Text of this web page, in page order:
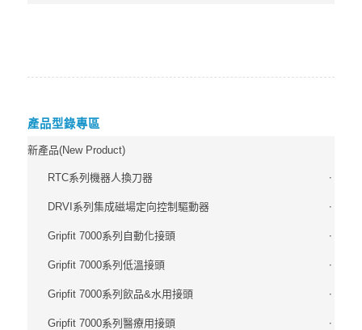
產品型錄專區
新產品(New Product)
RTC系列機器人換刀器
DRVI系列集成磁場定向控制驅動器
Gripfit 7000系列自動化接頭
Gripfit 7000系列低溫接頭
Gripfit 7000系列飲品&水用接頭
Gripfit 7000系列醫療用接頭